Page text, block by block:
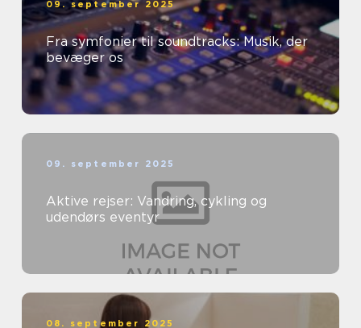
09. september 2025
Fra symfonier til soundtracks: Musik, der
bevæger os
09. september 2025
Aktive rejser: Vandring, cykling og
udendørs eventyr
08. september 2025